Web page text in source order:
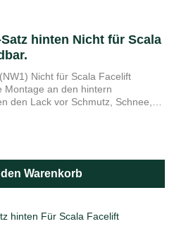
hinten Nicht für Scala
Original Schmutzfänger
Darüber hinaus wird die
enorm reduziert. Die Lieferung
den Warenkorb